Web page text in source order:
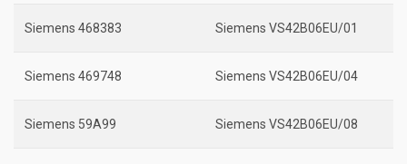
Siemens 468383 Siemens VS42B06EU/01
Siemens 469748 Siemens VS42B06EU/04
Siemens 59A99 Siemens VS42B06EU/08